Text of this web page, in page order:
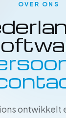
OVER ONS
ontwikkelt